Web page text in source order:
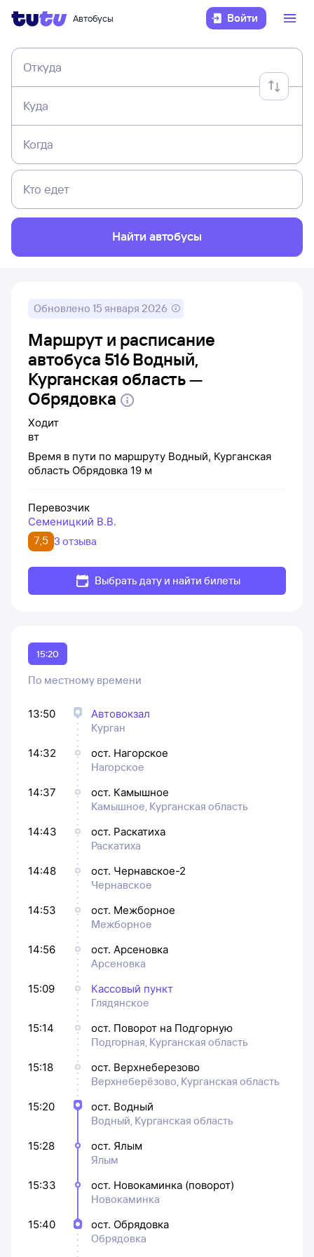
Автобусы Войти
Откуда
Куда
Когда
Кто едет
Найти автобусы
Обновлено 15 января 2026
Маршрут и расписание
автобуса 516 Водный,
Курганская область —
Обрядовка
Ходит
вт
Время в пути по маршруту Водный, Курганская
область Обрядовка 19 м
Перевозчик
Семеницкий В.В.
7,5 3 отзыва
Выбрать дату и найти билеты
15:20
По местному времени
13:50
Автовокзал
Курган
14:32
ост. Нагорское
Нагорское
14:37
ост. Камышное
Камышное, Курганская область
14:43
ост. Раскатиха
Раскатиха
14:48
ост. Чернавское-2
Чернавское
14:53
ост. Межборное
Межборное
14:56
ост. Арсеновка
Арсеновка
15:09
Кассовый пункт
Глядянское
15:14
ост. Поворот на Подгорную
Подгорная, Курганская область
15:18
ост. Верхнеберезово
Верхнеберёзово, Курганская область
15:20
ост. Водный
Водный, Курганская область
15:28
ост. Ялым
Ялым
15:33
ост. Новокаминка (поворот)
Новокаминка
15:40
ост. Обрядовка
Обрядовка